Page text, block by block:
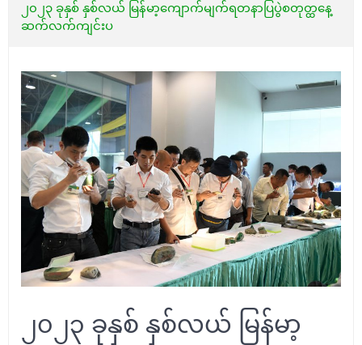
၂၀၂၃ ခုနှစ် နှစ်လယ် မြန်မာ့ကျောက်မျက်ရတနာပြပွဲစတုတ္ထနေ့
ဆက်လက်ကျင်းပ
၂၀၂၃ ခုနှစ် နှစ်လယ် မြန်မာ့